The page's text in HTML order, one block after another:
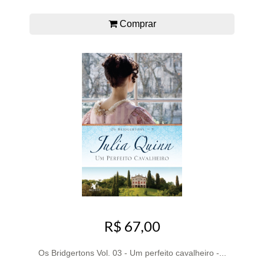
Comprar
R$ 67,00
Os Bridgertons Vol. 03 - Um perfeito cavalheiro -...